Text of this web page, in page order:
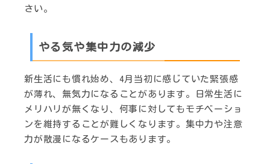
さい。
やる気や集中力の減少
新生活にも慣れ始め、4月当初に感じていた緊張感
が薄れ、無気力になることがあります。日常生活に
メリハリが無くなり、何事に対してもモチベーショ
ンを維持することが難しくなります。集中力や注意
力が散漫になるケースもあります。